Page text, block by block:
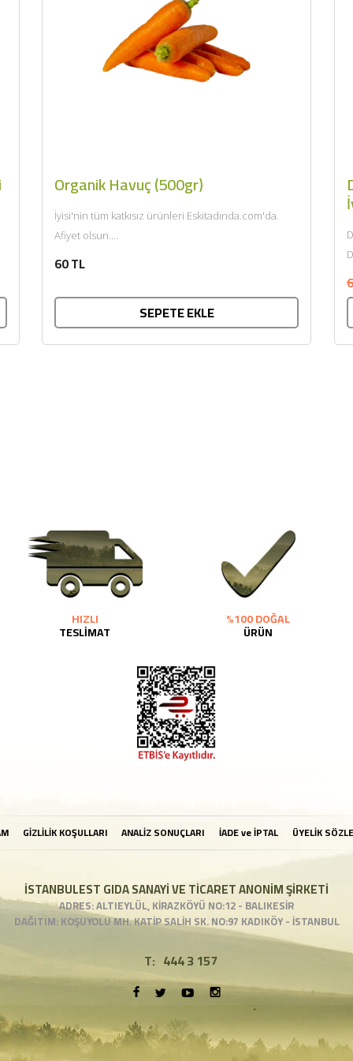
Organik Havuç (500gr)
İyisi'nin tüm katkısız ürünleri Eskitadında.com'da.
Afiyet olsun....
60 TL
SEPETE EKLE
HIZLI
TESLİMAT
%100 DOĞAL
ÜRÜN
GİZLİLİK KOŞULLARI ANALİZ SONUÇLARI İADE ve İPTAL ÜYELİK
İSTANBULEST GIDA SANAYİ VE TİCARET ANONİM ŞİRKETİ
ADRES: ALTIEYLÜL, KİRAZKÖYÜ NO:12 - BALIKESİR
DAĞITIM: KOŞUYOLU MH. KATİP SALİH SK. NO:97 KADIKÖY - İSTANBUL
T: 444 3 157